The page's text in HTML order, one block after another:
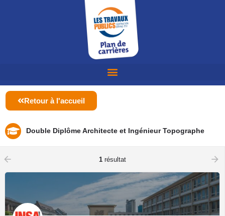
Retour à l'accueil
Double Diplôme Architecte et Ingénieur Topographe
arrow_backward 1résultat arrow_forward